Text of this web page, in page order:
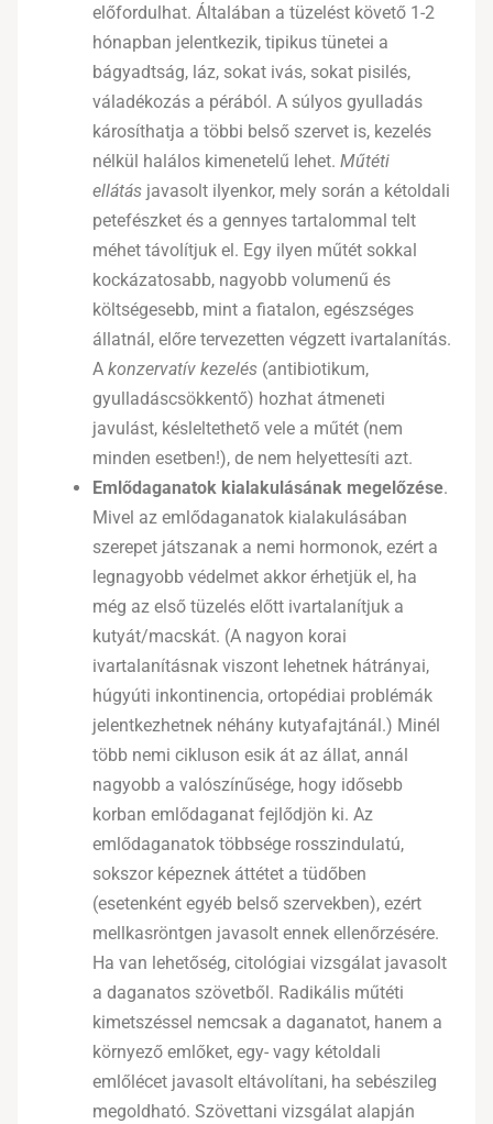
előfordulhat. Általában a tüzelést követő 1-2
hónapban jelentkezik, tipikus tünetei a
bágyadtság, láz, sokat ivás, sokat pisilés,
váladékozás a pérából. A súlyos gyulladás
károsíthatja a többi belső szervet is, kezelés
nélkül halálos kimenetelű lehet. Műtéti
ellátás javasolt ilyenkor, mely során a kétoldali
petefészket és a gennyes tartalommal telt
méhet távolítjuk el. Egy ilyen műtét sokkal
kockázatosabb, nagyobb volumenű és
költségesebb, mint a fiatalon, egészséges
állatnál, előre tervezetten végzett ivartalanítás.
A konzervatív kezelés (antibiotikum,
gyulladáscsökkentő) hozhat átmeneti
javulást, késleltethető vele a műtét (nem
minden esetben!), de nem helyettesíti azt.
Emlődaganatok kialakulásának megelőzése.
Mivel az emlődaganatok kialakulásában
szerepet játszanak a nemi hormonok, ezért a
legnagyobb védelmet akkor érhetjük el, ha
még az első tüzelés előtt ivartalanítjuk a
kutyát/macskát. (A nagyon korai
ivartalanításnak viszont lehetnek hátrányai,
húgyúti inkontinencia, ortopédiai problémák
jelentkezhetnek néhány kutyafajtánál.) Minél
több nemi cikluson esik át az állat, annál
nagyobb a valószínűsége, hogy idősebb
korban emlődaganat fejlődjön ki. Az
emlődaganatok többsége rosszindulatú,
sokszor képeznek áttétet a tüdőben
(esetenként egyéb belső szervekben), ezért
mellkasröntgen javasolt ennek ellenőrzésére.
Ha van lehetőség, citológiai vizsgálat javasolt
a daganatos szövetből. Radikális műtéti
kimetszéssel nemcsak a daganatot, hanem a
környező emlőket, egy- vagy kétoldali
emlőlécet javasolt eltávolítani, ha sebészileg
megoldható. Szövettani vizsgálat alapján